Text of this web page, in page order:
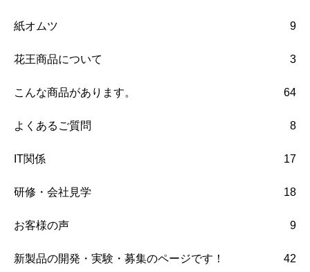
紙オムツ 9
花王商品について 3
こんな商品があります。 64
よくあるご質問 8
IT関係 17
研修・会社見学 18
お客様の声 9
新製品の開発・実験・募集のページです！ 42